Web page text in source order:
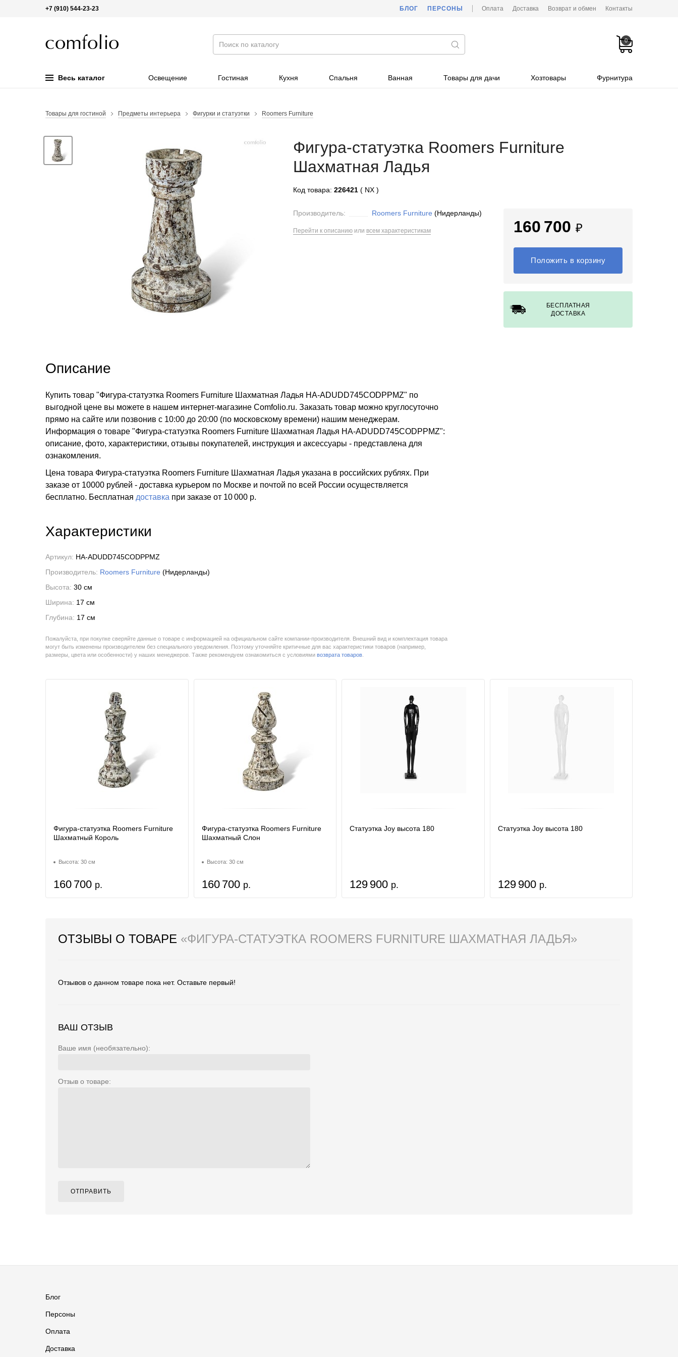
+7 (910) 544-23-23 БЛОГ ПЕРСОНЫ Оплата Доставка Возврат и обмен Контакты
0
Весь каталог Освещение Гостиная Кухня Спальня Ванная Товары для дачи Хозтовары Фурнитура
Товары для гостиной Предметы интерьера Фигурки и статуэтки Roomers Furniture
Фигура-статуэтка Roomers Furniture
Шахматная Ладья
Код товара: 226421 ( NX )
Производитель: Roomers Furniture (Нидерланды)
Перейти к описаниюили всем характеристикам 160 700 ₽
Положить в корзину
БЕСПЛАТНАЯ
ДОСТАВКА
Описание
Купить товар "Фигура-статуэтка Roomers Furniture Шахматная Ладья HA-ADUDD745CODPPMZ" по
выгодной цене вы можете в нашем интернет-магазине Comfolio.ru. Заказать товар можно круглосуточно
прямо на сайте или позвонив с 10:00 до 20:00 (по московскому времени) нашим менеджерам.
Информация о товаре "Фигура-статуэтка Roomers Furniture Шахматная Ладья HA-ADUDD745CODPPMZ":
описание, фото, характеристики, отзывы покупателей, инструкция и аксессуары - представлена для
ознакомления.
Цена товара Фигура-статуэтка Roomers Furniture Шахматная Ладья указана в российских рублях. При
заказе от 10000 рублей - доставка курьером по Москве и почтой по всей России осуществляется
бесплатно. Бесплатная доставка при заказе от 10 000 р.
Характеристики
Артикул: HA-ADUDD745CODPPMZ
Производитель: Roomers Furniture (Нидерланды)
Высота: 30 см
Ширина: 17 см
Глубина: 17 см
Пожалуйста, при покупке сверяйте данные о товаре с информацией на официальном сайте компании-производителя. Внешний вид и комплектация товара
могут быть изменены производителем без специального уведомления. Поэтому уточняйте критичные для вас характеристики товаров (например,
размеры, цвета или особенности) у наших менеджеров. Также рекомендуем ознакомиться с условиями возврата товаров
Фигура-статуэтка Roomers Furniture
Шахматный Король
Высота: 30 см
160 700 р.
Фигура-статуэтка Roomers Furniture
Шахматный Слон
Высота: 30 см
160 700 р.
Статуэтка Joy высота 180
129 900 р.
Статуэтка Joy высота 180
129 900 р.
ОТЗЫВЫ О ТОВАРЕ «ФИГУРА-СТАТУЭТКА ROOMERS FURNITURE ШАХМАТНАЯ ЛАДЬЯ»
Отзывов о данном товаре пока нет. Оставьте первый!
ВАШ ОТЗЫВ
Ваше имя (необязательно):
Отзыв о товаре:
ОТПРАВИТЬ
Блог
Персоны
Оплата
Доставка